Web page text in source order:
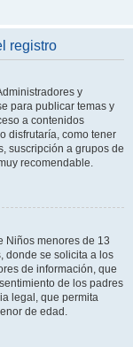
registro
y
para publicar temas y
a contenidos
disfrutaría, como tener
suscripción a grupos de
recomendable.
Niños menores de 13
donde se solicita a los
de información, que
de los padres
legal, que permita
de edad.